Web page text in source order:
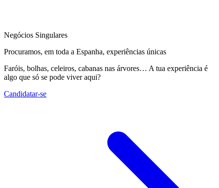
Negócios Singulares
Procuramos, em toda a Espanha, experiências únicas
Faróis, bolhas, celeiros, cabanas nas árvores… A tua experiência é
algo que só se pode viver aqui?
Candidatar-se